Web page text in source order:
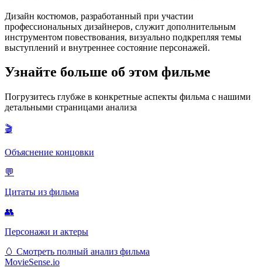
Дизайн костюмов, разработанный при участии
профессиональных дизайнеров, служит дополнительным
инструментом повествования, визуально подкрепляя темы
выступлений и внутреннее состояние персонажей.
Узнайте больше об этом фильме
Погрузитесь глубже в конкретные аспекты фильма с нашими
детальными страницами анализа
🎬
Объяснение концовки
💬
Цитаты из фильма
👥
Персонажи и актеры
🥚 Смотреть полный анализ фильма
MovieSense.io